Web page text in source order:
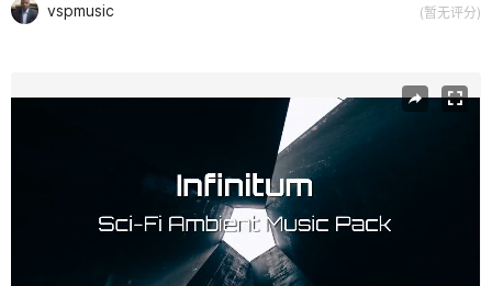
vspmusic (暂无评分)